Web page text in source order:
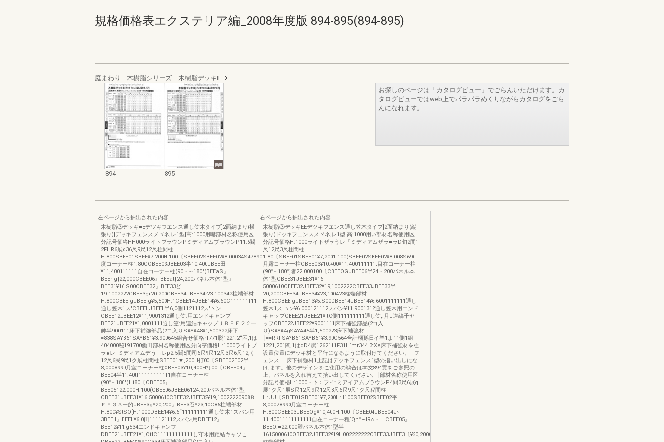
規格価格表エクステリア編_2008年度版 894-895(894-895)
庭まわり 木樹脂シリーズ 木樹脂デッキⅡ
894 895
お探しのページは「カタログビュー」でごらんいただけます。カ
タログビューではweb上でパラパラめくりながらカタログをごら
んになれます。
左ページから抽出された内容
木樹脂③デッキ■Eデツキフエンス通し笠木タイプ]2面納まり(横
張り)[デッキフェンスメヾネ,レ1型]高:1000用嚇部材名称使用区
分記号価格HH000ライトブラウンPミディアムブラウンP11.5閣
2FHR6展q36尺9尺12尺柱間柱
H:800SBEE01SBEE¥7.200H:100〔SBEE02SBEE02¥8.00034S47890
度コーナー柱1:80COBEE03JBEE03半10.400JBEE田
¥11,400111111自在コーナー柱(90・∼180°)BEEaS』
BEErlg‖22,000CBEE06』BEEat‖24,200パネル本体1型』
BEE31¥16.S00CBEE32』BEE33ど
19.1002222CBEE3gr20.200CBEE34JBEE34r23.100342柱端部材
H:800CBEElgJBEEig¥5,500H:1CBEE14JBEE14¥6.60C111111111
通し笠木1ス′CBEEllJBEEll半6,0側1121112ス′ヽン
CBEE12JBEE12¥11,9001312通し笠:用エンドキャンプ
BEE21JBEE21¥1,0001111通し笠:用連結キャップＪＢＥＥ２２一
帥半900111床下補強部品(2コ入りSAYA48¥1,500322床下
=838SAYB61SAYB61¥3.900645組合せ価格r1771脱1221.2“困,1は
404000秘191700働田部材名称使用区分向亨価格H:1000ライトブ
ラ●レFミディアムデう→レp2.5聞5間司6尺9尺12尺3尺6尺12,く
12尺6民9尺1ク展柱問柱SBEE01▼,200H打00〔SBEE02E02半
8,0008990月室コーナー柱CBEE03¥10,400H打00〔CBEE04」
BEE04半11.40tl11111111111自在コーナー柱
(90°∼180°)Hi80〔CBEE05』
BEE05122.000H:100(CBEE06JBEE06124.200パネル本体1型
CBEE31JBEE31¥16.5000610CBEE32JBEE32¥19,10022220908Ｂ
ＥＥ３３一的JBEE3g¥20,200』BEE3召¥23,10C86柱端部材
H:800¥StSO[H:1000DBEE14¥6.6“111111111通し笠木1スパン用
3BEEll』BEEll¥6.0田111121112スパン用DBEE12』
BEE12¥11.g534エンドキャンフ
DBEE21JBEE21¥1,OtlC111111111111し守木用距結キャソこ
右ページから抽出された内容
木樹脂③デッキEEデツキフエンス通し笠木タイプ]2面納まり(縦
張り)ドッキフェンスメヾネ,レ1型]高:1000用い部材名称使用区
分記号価格H:1000ライトザラうレ「ミディアムザラ■ラD旬2間1
尺12尺3尺柱間柱
1:80〔SBEE01SBEE01¥7,2001:100(SBEE02SBEE02¥8.008S690
月露コーナー柱CBEE03¥10.400¥11.400111111t目在コーナー柱
(90°∼180°)者22.000100〔CBEEOGJBEE06半24・200パネル本
体1型CBEE31JBEE31¥16‐
5000610CBEE32JBEE32¥19,1002222CBEE33JBEE33半
20,200CBEE34JBEE34¥23,100423柱端部材
H:800CBEElgJBEE13¥5.S00CBEE14JBEE14¥6.6001111111通し
笠木1ス′ヽン¥6.000121112スパン¥11.9001312通し笠木用エンド
キャップCBEE21JBEE21¥itO側111111111通し笠,:月J違縞千ヤ
ッフCBEE22JBEE22¥9001111床下補強部品(2コ入
り)SAYA4gSAYA45半1,500223床下補強材
￨==RRFSAYB61SAYB61¥3.90C564合計梱孫日イ羊1よ11側1組
1221,201閣,1はqD4賦1262111F31H`mr344.3tX※床下補強材を柱
設置位置にデッキ材と平行になるように取付けてください。―フ
ェンス=!=床下補強材1上記はデッキフェンス1型の指い出しにな
け,ます。他のデザインをご使用の鵜合は本文894貢をご参照の
上、パネルを入れ替えて拾い出してください。￨部材名称使用区
分記号価格H:1000・卜︰フイ”ミアイアムブラウンP4間3尺6展q
展1ク尺1展S尺12尺9尺12尺3尺6尺9尺1ク尺程間柱
H:UU〔SBEE01SBEE01¥7,200H:ll100SBEE02SBEE02平
8,00078990月室ヨーナー柱
H:800CBEE03JBEEOg¥10,400H:100〔CBEE04JBEE04い
11.40011111111111自在コーナー程`Qn°∼lR∩・ゝCBEE05』
BEEO:■22.000塑パネル本体1型半
1615000610OBEE32JBEE32¥19H002222222CBEE33JBEE3〔¥20,2000910CBEE34JBEE34¥23,100456897